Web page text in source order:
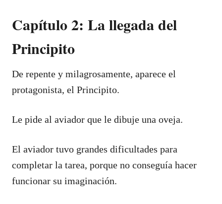
Capítulo 2: La llegada del
Principito
De repente y milagrosamente, aparece el
protagonista, el Principito.
Le pide al aviador que le dibuje una oveja.
El aviador tuvo grandes dificultades para
completar la tarea, porque no conseguía hacer
funcionar su imaginación.